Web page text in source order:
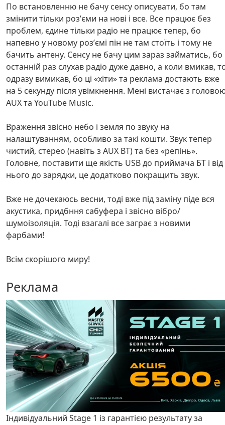
По встановленню не бачу сенсу описувати, бо там
змінити тільки розʼєми на нові і все. Все працює без
проблем, єдине тільки радіо не працює тепер, бо
напевно у новому розʼємі пін не там стоїть і тому не
бачить антену. Сенсу не бачу цим зараз займатись, бо
останній раз слухав радіо дуже давно, а коли вмикав,
одразу вимикав, бо ці «хіти» та реклама достають вже
на 5 секунду після увімкнення. Мені вистачає з
AUX та YouTube Music.
Враження звісно небо і земля по звуку на
налаштуванням, особливо за такі кошти. Звук тепер
чистий, стерео (навіть з AUX BT) та без «репінь».
Головне, поставити ще якість USB до приймача БТ і від
нього до зарядки, це додатково покращить звук.
Вже не дочекаюсь весни, тоді вже під заміну піде вся
акустика, придбння сабуфера і звісно вібро/
шумоізоляція. Тоді взагалі все заграє з новими
фарбами!
Всім скорішого миру!
Реклама
Індивідуальний Stage 1 із гарантією результату за